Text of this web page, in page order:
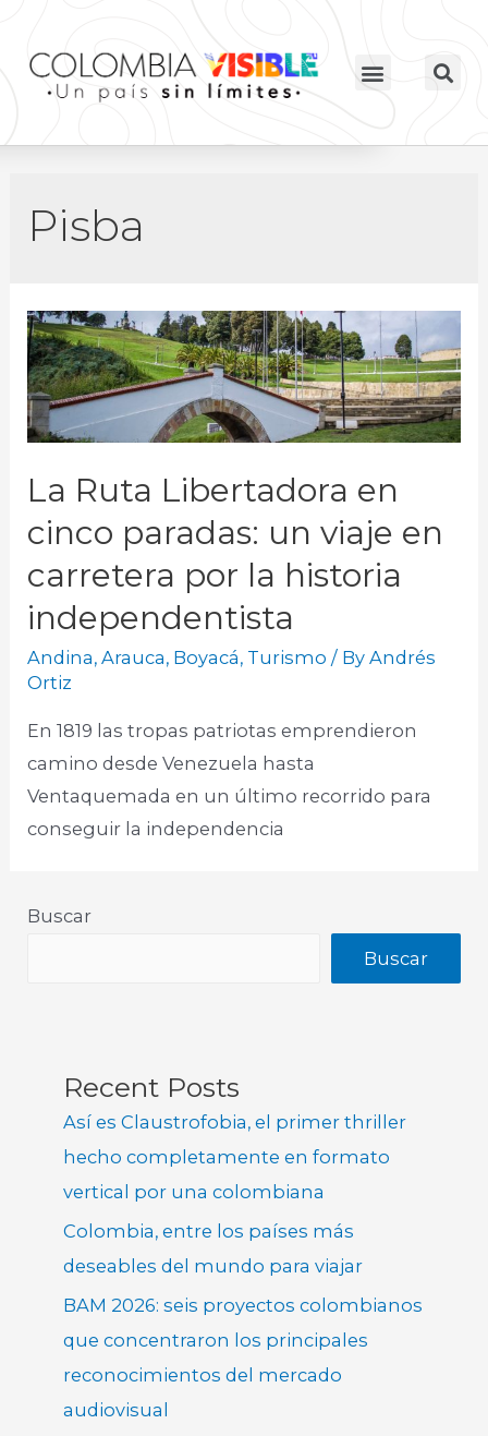
Pisba
La Ruta Libertadora en
cinco paradas: un viaje en
carretera por la historia
independentista
Andina,Arauca, Boyacá, Turismo / ByAndrés
Ortiz
En 1819 las tropas patriotas emprendieron
camino desde Venezuela hasta
Ventaquemada en un último recorrido para
conseguir la independencia
Buscar
Buscar
Recent Posts
Así es Claustrofobia, el primer thriller
hecho completamente en formato
vertical por una colombiana
Colombia, entre los países más
deseables del mundo para viajar
BAM 2026: seis proyectos colombianos
que concentraron los principales
reconocimientos del mercado
audiovisual